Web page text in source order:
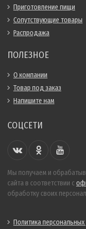
Приготовление пищи
Сопутствующие товары
Распродажа
ПОЛЕЗНОЕ
О компании
Товар под заказ
Напишите нам
СОЦСЕТИ
Мы получаем и
сайта в соответствии с
обработку своих
Политика